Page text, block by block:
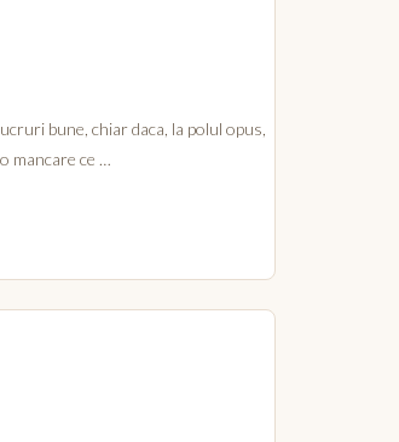
bune, chiar daca, la polul opus,
mancare ce …